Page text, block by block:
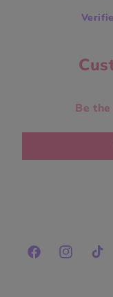
Be
FacebookInstagram